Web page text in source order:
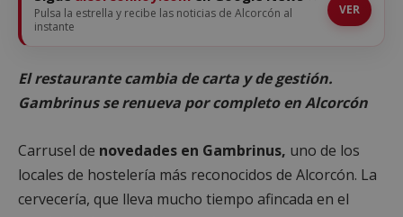
Pulsa la estrella y recibe las noticias de Alcorcón al
instante
VER
El restaurante cambia de carta y de gestión.
Gambrinus se renueva por completo en Alcorcón
Carrusel de novedades en Gambrinus, uno de los
locales de hostelería más reconocidos de Alcorcón. La
cervecería, que lleva mucho tiempo afincada en el